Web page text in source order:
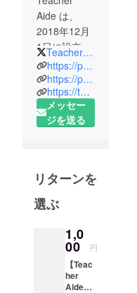
Aide は、
2018年12月
1日に設立さ
れた学生団
体であ
り、"教員1人
ひとりを幸
せにする" の
す。また、
全国に34の
支部があ
のメンバー
が在籍して
います。
「教員（志
Teacher_Aide
https://peraichi.com/landing_pages/view/teacheraidekyoto
https://peraichi.com/landing_pages/view/teacheraidelabo
https://twitter.com/Teacher_Aide
メッセー
ジを送る
リターンを
選ぶ
1,0
00 円
【Teac
her
Aideの